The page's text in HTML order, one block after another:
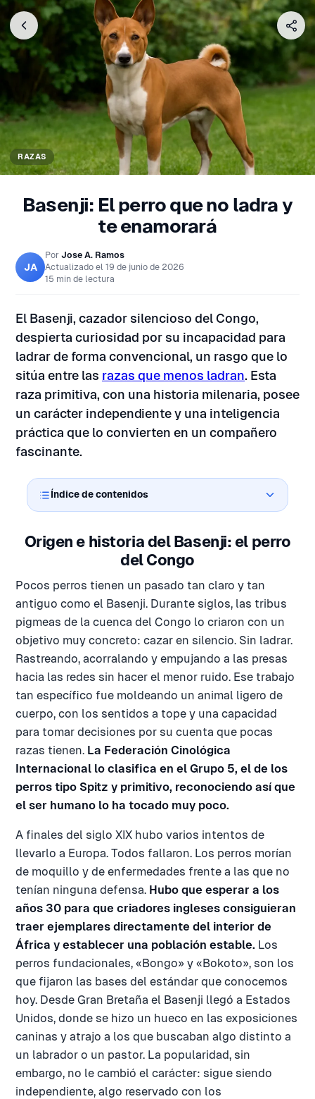
RAZAS
Basenji: El perro que no ladra y
te enamorará
JA
Por Jose A. Ramos
Actualizado el 19 de junio de 2026
15 min de lectura
El Basenji, cazador silencioso del Congo,
despierta curiosidad por su incapacidad para
ladrar de forma convencional, un rasgo que lo
sitúa entre las razas que menos ladran. Esta
raza primitiva, con una historia milenaria, posee
un carácter independiente y una inteligencia
práctica que lo convierten en un compañero
fascinante.
Índice de contenidos
Origen e historia del Basenji: el perro
del Congo
Pocos perros tienen un pasado tan claro y tan
antiguo como el Basenji. Durante siglos, las tribus
pigmeas de la cuenca del Congo lo criaron con un
objetivo muy concreto: cazar en silencio. Sin ladrar.
Rastreando, acorralando y empujando a las presas
hacia las redes sin hacer el menor ruido. Ese trabajo
tan específico fue moldeando un animal ligero de
cuerpo, con los sentidos a tope y una capacidad
para tomar decisiones por su cuenta que pocas
razas tienen. La Federación Cinológica
Internacional lo clasifica en el Grupo 5, el de los
perros tipo Spitz y primitivo, reconociendo así que
el ser humano lo ha tocado muy poco.
A finales del siglo XIX hubo varios intentos de
llevarlo a Europa. Todos fallaron. Los perros morían
de moquillo y de enfermedades frente a las que no
tenían ninguna defensa. Hubo que esperar a los
años 30 para que criadores ingleses consiguieran
traer ejemplares directamente del interior de
África y establecer una población estable. Los
perros fundacionales, «Bongo» y «Bokoto», son los
que fijaron las bases del estándar que conocemos
hoy. Desde Gran Bretaña el Basenji llegó a Estados
Unidos, donde se hizo un hueco en las exposiciones
caninas y atrajo a los que buscaban algo distinto a
un labrador o un pastor. La popularidad, sin
embargo, no le cambió el carácter: sigue siendo
independiente, algo reservado con los